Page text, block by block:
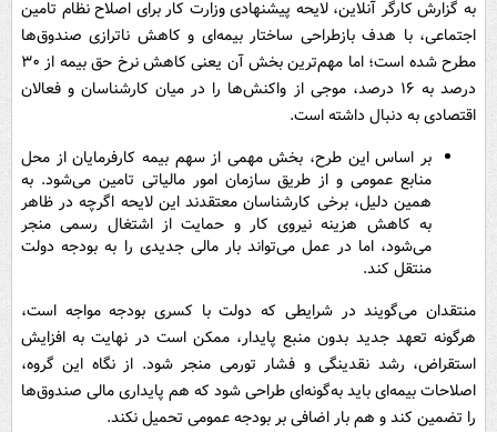
به گزارش کارگر آنلاین، لایحه پیشنهادی وزارت کار برای اصلاح نظام تامین
اجتماعی، با هدف بازطراحی ساختار بیمه‌ای و کاهش ناترازی صندوق‌ها
مطرح شده است؛ اما مهم‌ترین بخش آن یعنی کاهش نرخ حق بیمه از ۳۰
درصد به ۱۶ درصد، موجی از واکنش‌ها را در میان کارشناسان و فعالان
اقتصادی به دنبال داشته است.
بر اساس این طرح، بخش مهمی از سهم بیمه کارفرمایان از محل
منابع عمومی و از طریق سازمان امور مالیاتی تامین می‌شود. به
همین دلیل، برخی کارشناسان معتقدند این لایحه اگرچه در ظاهر
به کاهش هزینه نیروی کار و حمایت از اشتغال رسمی منجر
می‌شود، اما در عمل می‌تواند بار مالی جدیدی را به بودجه دولت
منتقل کند.
منتقدان می‌گویند در شرایطی که دولت با کسری بودجه مواجه است،
هرگونه تعهد جدید بدون منبع پایدار، ممکن است در نهایت به افزایش
استقراض، رشد نقدینگی و فشار تورمی منجر شود. از نگاه این گروه،
اصلاحات بیمه‌ای باید به‌گونه‌ای طراحی شود که هم پایداری مالی صندوق‌ها
را تضمین کند و هم بار اضافی بر بودجه عمومی تحمیل نکند.